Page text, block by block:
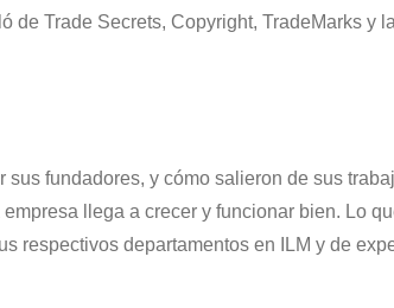
de Trade Secrets, Copyright, TradeMarks y
fundadores, y cómo salieron de sus
llega a crecer y funcionar bien. Lo
respectivos departamentos en ILM y de